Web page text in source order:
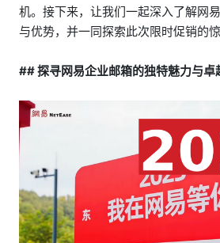
机。接下来，让我们一起深入了解网
与优势，并一同探索此次限时促销的惊
## 探寻网易企业邮箱的独特魅力与卓